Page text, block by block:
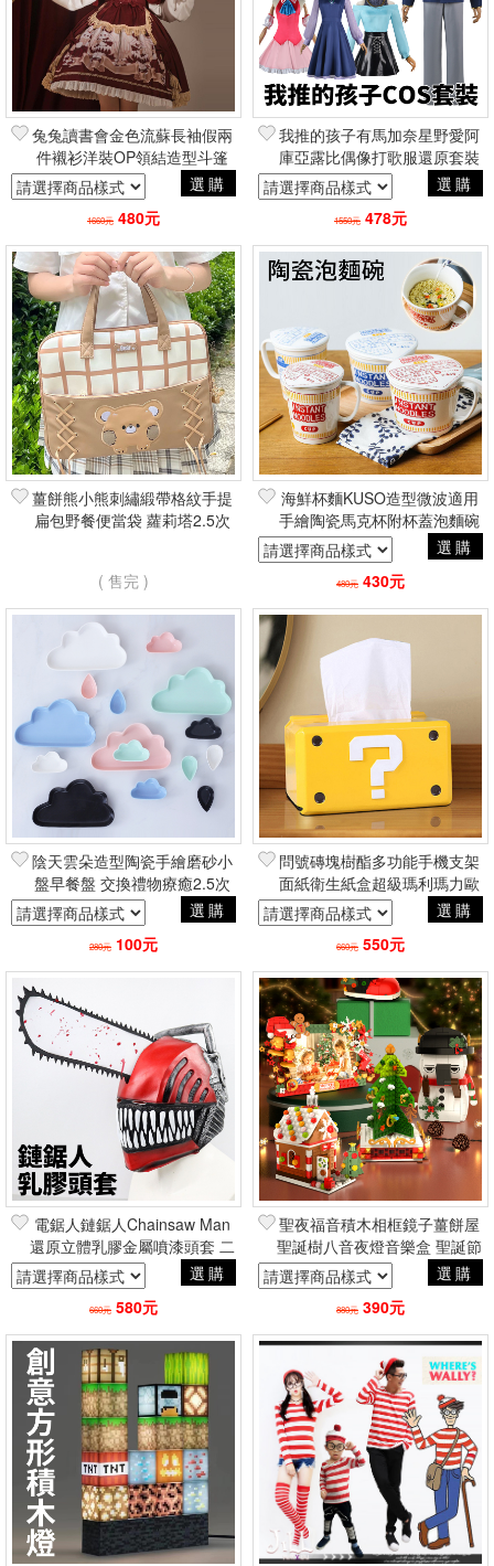
兔兔讀書會金色流蘇長袖假兩
件襯衫洋裝OP領結造型斗篷
蘿莉塔軟妹南歐小公主
選購
1660元 480元
我推的孩子有馬加奈星野愛阿
庫亞露比偶像打歌服還原套裝
假髮鞋子兒童成人 動漫角色扮
演COSPLAY
選購
1550元 478元
薑餅熊小熊刺繡緞帶格紋手提
扁包野餐便當袋 蘿莉塔2.5次
( 售完 )
海鮮杯麵KUSO造型微波適用
手繪陶瓷馬克杯附杯蓋泡麵碗
交換禮物2.5次元可愛創意居家
周邊
選購
480元 430元
陰天雲朵造型陶瓷手繪磨砂小
盤早餐盤 交換禮物療癒2.5次
元可愛居家周邊
選購
280元 100元
問號磚塊樹酯多功能手機支架
面紙衛生紙盒超級瑪利瑪力歐
系列 聖誕節動漫電玩二次元
日常創意周邊
選購
660元 550元
電鋸人鏈鋸人Chainsaw Man
還原立體乳膠金屬噴漆頭套 二
次元cosplay角色扮演動漫萬聖
節
選購
660元 580元
聖夜福音積木相框鏡子薑餅屋
聖誕樹八音夜燈音樂盒 聖誕節
交換禮物療癒日常周邊
選購
880元 390元